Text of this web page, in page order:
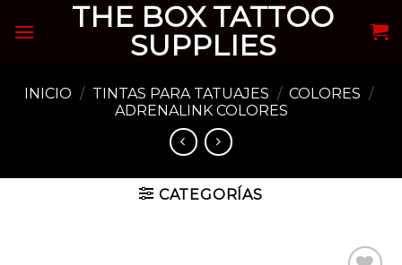
THE BOX TATTOO
SUPPLIES
INICIO / TINTAS PARA TATUAJES / COLORES /
ADRENALINK COLORES
CATEGORÍAS